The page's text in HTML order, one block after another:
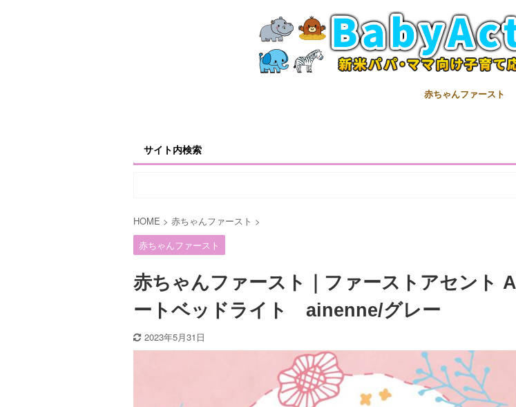
赤ちゃんファースト
サイト内検索
HOME > 赤ちゃんファースト >
赤ちゃんファースト
赤ちゃんファースト｜ファーストアセント
ートベッドライト ainenne/グレー
2023年5月31日